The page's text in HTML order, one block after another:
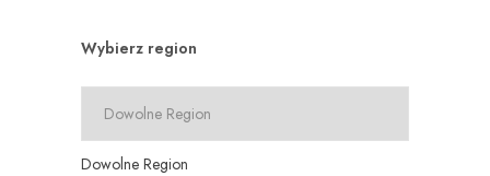
Wybierz region
Dowolne Region